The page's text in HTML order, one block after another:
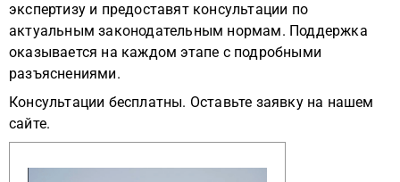
экспертизу и предоставят консультации по
актуальным законодательным нормам. Поддержка
оказывается на каждом этапе с подробными
разъяснениями.
Консультации бесплатны. Оставьте заявку на нашем
сайте.